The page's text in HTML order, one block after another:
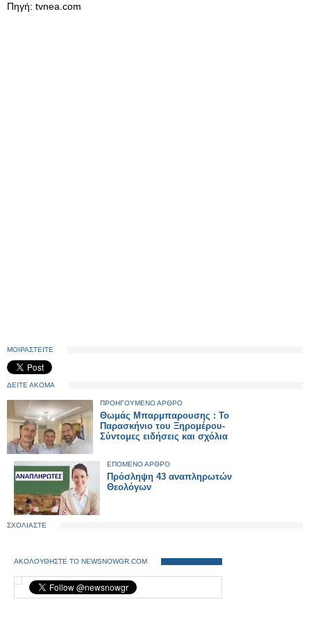
Πηγή: tvnea.com
ΜΟΙΡΑΣΤΕΙΤΕ
ΔΕΙΤΕ ΑΚΟΜΑ
ΠΡΟΗΓΟΥΜΕΝΟ ΑΡΘΡΟ
Θωμάς Μπαρμπαρουσης : Το
Παρασκήνιο του Ξηρομέρου-
Σύντομες ειδήσεις και σχόλια
ΕΠΟΜΕΝΟ ΑΡΘΡΟ
Πρόσληψη 43 αναπληρωτών
Θεολόγων
ΣΧΟΛΙΑΣΤΕ
ΑΚΟΛΟΥΘΗΣΤΕ ΤΟ NEWSNOWGR.COM